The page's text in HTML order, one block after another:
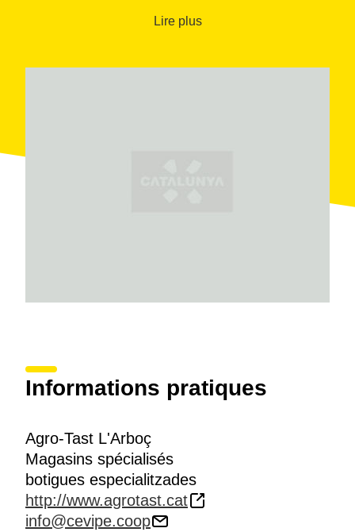
la cooperativa de segundo grado Cevipe y miembro
Lire plus
Informations pratiques
Agro-Tast L'Arboç
Magasins spécialisés
botigues especialitzades
http://www.agrotast.cat
info@cevipe.coop